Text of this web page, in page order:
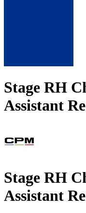
Stage RH
Assistant
Stage RH
Assistant